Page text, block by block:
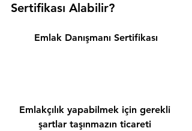
Sertifikası Alabilir?
Emlak Danışmanı Sertifikası
Emlakçılık yapabilmek için gerekli
şartlar taşınmazın ticareti